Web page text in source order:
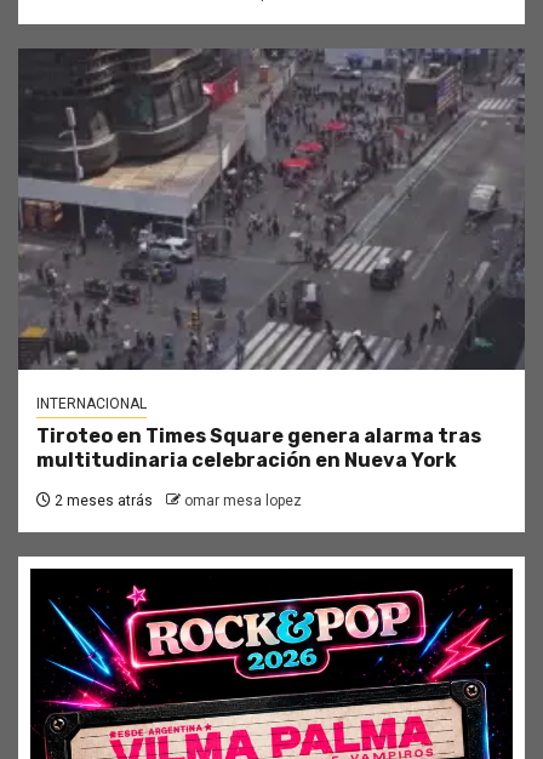
INTERNACIONAL
Tiroteo en Times Square genera alarma tras
multitudinaria celebración en Nueva York
2 meses atrás omar mesa lopez